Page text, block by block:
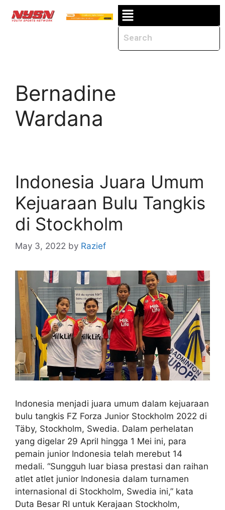
Bernadine
Wardana
Indonesia Juara Umum
Kejuaraan Bulu Tangkis
di Stockholm
May 3, 2022 by Razief
Indonesia menjadi juara umum dalam kejuaraan
bulu tangkis FZ Forza Junior Stockholm 2022 di
Täby, Stockholm, Swedia. Dalam perhelatan
yang digelar 29 April hingga 1 Mei ini, para
pemain junior Indonesia telah merebut 14
medali. “Sungguh luar biasa prestasi dan raihan
atlet atlet junior Indonesia dalam turnamen
internasional di Stockholm, Swedia ini,” kata
Duta Besar RI untuk Kerajaan Stockholm,